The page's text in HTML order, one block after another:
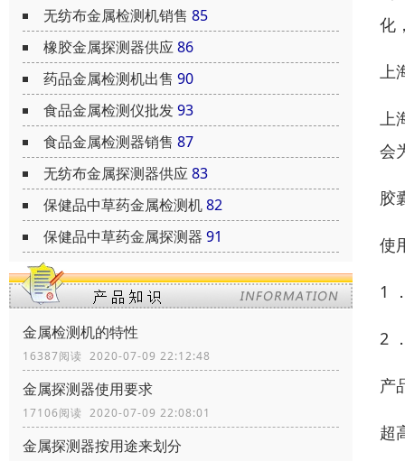
无纺布金属检测机销售 85
橡胶金属探测器供应86
药品金属检测机出售 90
食品金属检测仪批发93
食品金属检测器销售 87
无纺布金属探测器供应83
保健品中草药金属检测机82
保健品中草药金属探测器 91
金属检测机的特性
16387阅读 2020-07-09 22:12:48
金属探测器使用要求
17106阅读 2020-07-09 22:08:01
金属探测器按用途来划分
化
上
上
会
胶
使
1
2
产
超